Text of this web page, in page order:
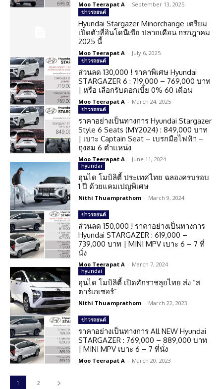
Moo Teerapat A - September 13, 2025
ข่าวรถยนต์
Hyundai Stargazer Minorchange เตรียม
เปิดตัวที่อินโดนีเซีย ปลายเดือน กรกฎาคม
2025 นี้
Moo Teerapat A - July 6, 2025
ข่าวรถยนต์
ส่วนลด 130,000 ! ราคาพิเศษ Hyundai
STARGAZER 6 : 719,000 – 769,000 บาท
| หรือ เลือกรับดอกเบี้ย 0% 60 เดือน
Moo Teerapat A - March 24, 2025
ข่าวรถยนต์
ราคาอย่างเป็นทางการ Hyundai Stargazer
Style 6 Seats (MY2024) : 849,000 บาท
| เบาะ Captain Seat – เบรกมือไฟฟ้า –
ถุงลม 6 ตำแหน่ง
Moo Teerapat A - June 11, 2024
hyundai
ฮุนได โมบิลิตี้ ประเทศไทย ฉลองครบรอบ
1 ปี ด้วยแคมเปญพิเศษ
Nithi Thuamprathom - March 9, 2024
ข่าวรถยนต์
ส่วนลด 150,000 ! ราคาอย่างเป็นทางการ
Hyundai STARGAZER : 619,000 –
739,000 บาท | MINI MPV เบาะ 6 – 7 ที่
นั่ง
Moo Teerapat A - March 7, 2024
hyundai
ฮุนได โมบิลิตี้ เปิดศักราชลุยไทย ส่ง “ส
ตาร์เกเซอร์”
Nithi Thuamprathom - March 22, 2023
ข่าวรถยนต์
ราคาอย่างเป็นทางการ All NEW Hyundai
STARGAZER : 769,000 – 889,000 บาท
| MINI MPV เบาะ 6 – 7 ที่นั่ง
Moo Teerapat A - March 20, 2023
1 2